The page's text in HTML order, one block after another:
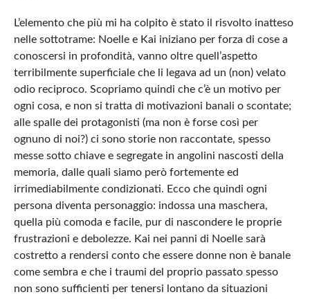
L’elemento che più mi ha colpito è stato il risvolto inatteso
nelle sottotrame: Noelle e Kai iniziano per forza di cose a
conoscersi in profondità, vanno oltre quell’aspetto
terribilmente superficiale che li legava ad un (non) velato
odio reciproco. Scopriamo quindi che c’è un motivo per
ogni cosa, e non si tratta di motivazioni banali o scontate;
alle spalle dei protagonisti (ma non è forse così per
ognuno di noi?) ci sono storie non raccontate, spesso
messe sotto chiave e segregate in angolini nascosti della
memoria, dalle quali siamo però fortemente ed
irrimediabilmente condizionati. Ecco che quindi ogni
persona diventa personaggio: indossa una maschera,
quella più comoda e facile, pur di nascondere le proprie
frustrazioni e debolezze. Kai nei panni di Noelle sarà
costretto a rendersi conto che essere donne non è banale
come sembra e che i traumi del proprio passato spesso
non sono sufficienti per tenersi lontano da situazioni